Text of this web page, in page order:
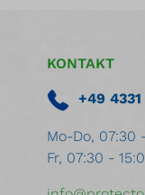
KONTAKT
+49
Mo-Do, 07:30
Fr, 07:30 -